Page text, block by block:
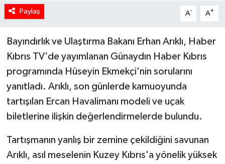
Paylaş A- A+
Bayındırlık ve Ulaştırma Bakanı Erhan Arıklı, Haber
Kıbrıs TV'de yayımlanan Günaydın Haber Kıbrıs
programında Hüseyin Ekmekçi'nin sorularını
yanıtladı. Arıklı, son günlerde kamuoyunda
tartışılan Ercan Havalimanı modeli ve uçak
biletlerine ilişkin değerlendirmelerde bulundu.
Tartışmanın yanlış bir zemine çekildiğini savunan
Arıklı, asıl meselenin Kuzey Kıbrıs'a yönelik yüksek